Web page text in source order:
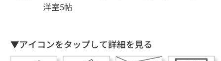
洋室5帖
▼アイコンをタップして詳細を見る